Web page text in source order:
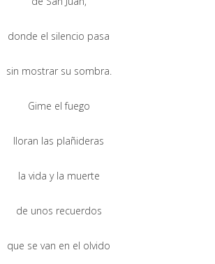
donde el silencio pasa
sin mostrar su sombra.
Gime el fuego
lloran las plañideras
la vida y la muerte
de unos recuerdos
que se van en el olvido